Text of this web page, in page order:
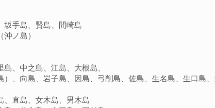
坂手島、賢島、間崎島
ノ島）
、中之島、江島、大根島、
）、向島、岩子島、因島、弓削島、佐島、生名島、生口島
、直島、女木島、男木島